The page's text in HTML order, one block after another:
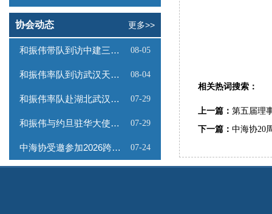
协会动态 更多>>
和振伟带队到访中建三局数字工程有限公司 08-05
和振伟率队到访武汉天源集团 08-04
和振伟率队赴湖北武汉调研 07-29
和振伟与约旦驻华大使会谈 07-29
中海协受邀参加2026跨境能源矿产出海专题路演会 07-24
相关热词搜索：
上一篇： 第五届理
下一篇： 中海协20